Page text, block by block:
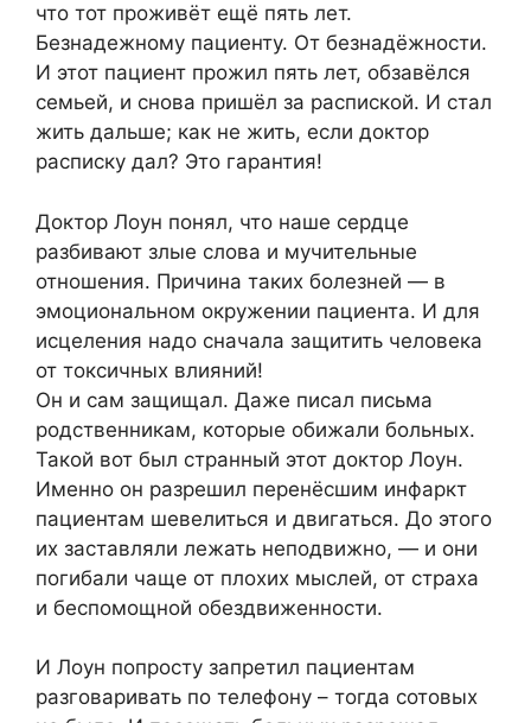
что тот проживёт ещё пять лет.
Безнадежному пациенту. От безнадёжности.
И этот пациент прожил пять лет, обзавёлся
семьей, и снова пришёл за распиской. И стал
жить дальше; как не жить, если доктор
расписку дал? Это гарантия!
Доктор Лоун понял, что наше сердце
разбивают злые слова и мучительные
отношения. Причина таких болезней — в
эмоциональном окружении пациента. И для
исцеления надо сначала защитить человека
от токсичных влияний!
Он и сам защищал. Даже писал письма
родственникам, которые обижали больных.
Такой вот был странный этот доктор Лоун.
Именно он разрешил перенёсшим инфаркт
пациентам шевелиться и двигаться. До этого
их заставляли лежать неподвижно, — и они
погибали чаще от плохих мыслей, от страха
и беспомощной обездвиженности.
И Лоун попросту запретил пациентам
разговаривать по телефону – тогда сотовых